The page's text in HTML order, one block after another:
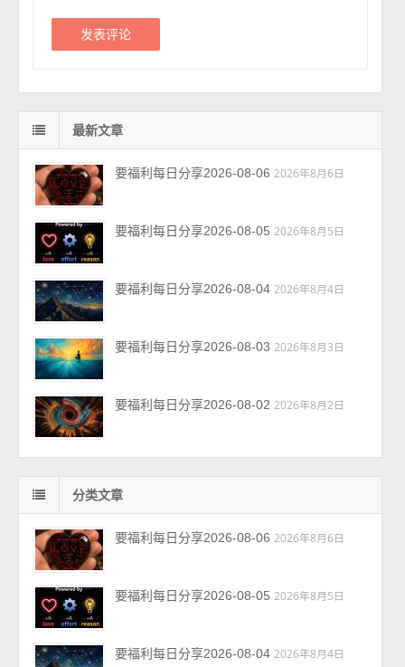
最新文章
要福利每日分享2026-08-06 2026年8月6日
要福利每日分享2026-08-05 2026年8月5日
要福利每日分享2026-08-04 2026年8月4日
要福利每日分享2026-08-03 2026年8月3日
要福利每日分享2026-08-02 2026年8月2日
分类文章
要福利每日分享2026-08-06 2026年8月6日
要福利每日分享2026-08-05 2026年8月5日
要福利每日分享2026-08-04 2026年8月4日